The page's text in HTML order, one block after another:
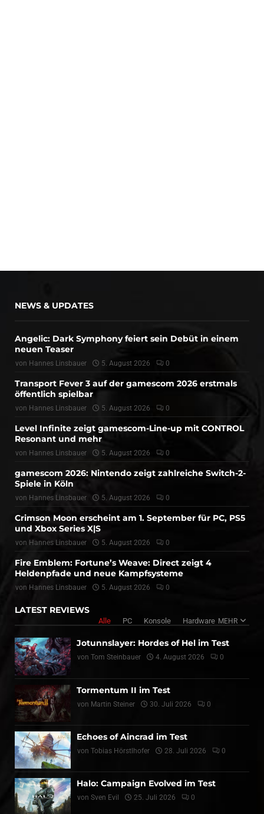
NEWS & UPDATES
Angelic: Dark Symphony feiert sein Debüt in einem
neuen Teaser
von Hannes Linsbauer 5. August 2026 0
Transport Fever 3 auf der gamescom 2026 erstmals
öffentlich spielbar
von Hannes Linsbauer 5. August 2026 0
Level Infinite zeigt gamescom-Line-up mit CONTROL
Resonant und mehr
von Hannes Linsbauer 5. August 2026 0
gamescom 2026: Nintendo zeigt zahlreiche Switch-2-
Spiele in Köln
von Hannes Linsbauer 5. August 2026 0
Crimson Moon erscheint am 1. September für PC, PS5
und Xbox Series X|S
von Hannes Linsbauer 5. August 2026 0
Fire Emblem: Fortune’s Weave: Direct zeigt 4
Heldenpfade und neue Kampfsysteme
von Hannes Linsbauer 5. August 2026 0
LATEST REVIEWS
Alle PC Konsole Hardware MEHR
Jotunnslayer: Hordes of Hel im Test
von Tom Steinbauer 4. August 2026 0
Tormentum II im Test
von Martin Steiner 30. Juli 2026 0
Echoes of Aincrad im Test
von Tobias Hörstlhofer 28. Juli 2026 0
Halo: Campaign Evolved im Test
von Sven Evil 25. Juli 2026 0